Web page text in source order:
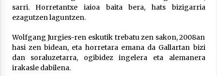
Berria egunkarian elkarrizketa
Arrosaren 20 urteez
sarri. Horretantxe iaioa baita bera, hats bizigarria
ezagutzen laguntzen.
Wolfgang Jurgies-ren eskutik trebatu zen sakon, 2008an
hasi zen bidean, eta horretara emana da Gallartan bizi
dan soraluzetarra, ogibidez ingelera eta alemanera
irakasle dabilena.